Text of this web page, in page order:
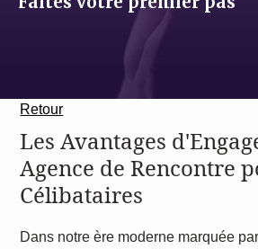
Retour
Les Avantages
Agence de Rencontre
Célibataires
Dans notre ère moderne marquée